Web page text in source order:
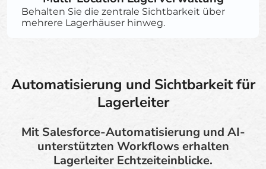
Behalten Sie die zentrale Sichtbarkeit über
mehrere Lagerhäuser hinweg.
Automatisierung und Sichtbarkeit für
Lagerleiter
Mit Salesforce-Automatisierung und AI-
unterstützten Workflows erhalten
Lagerleiter Echtzeiteinblicke.